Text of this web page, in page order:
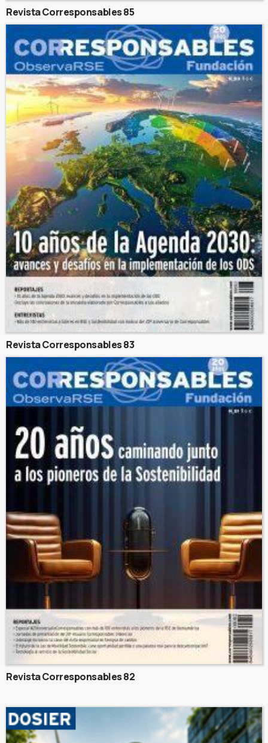
Revista Corresponsables 85
Revista Corresponsables 83
Revista Corresponsables 82